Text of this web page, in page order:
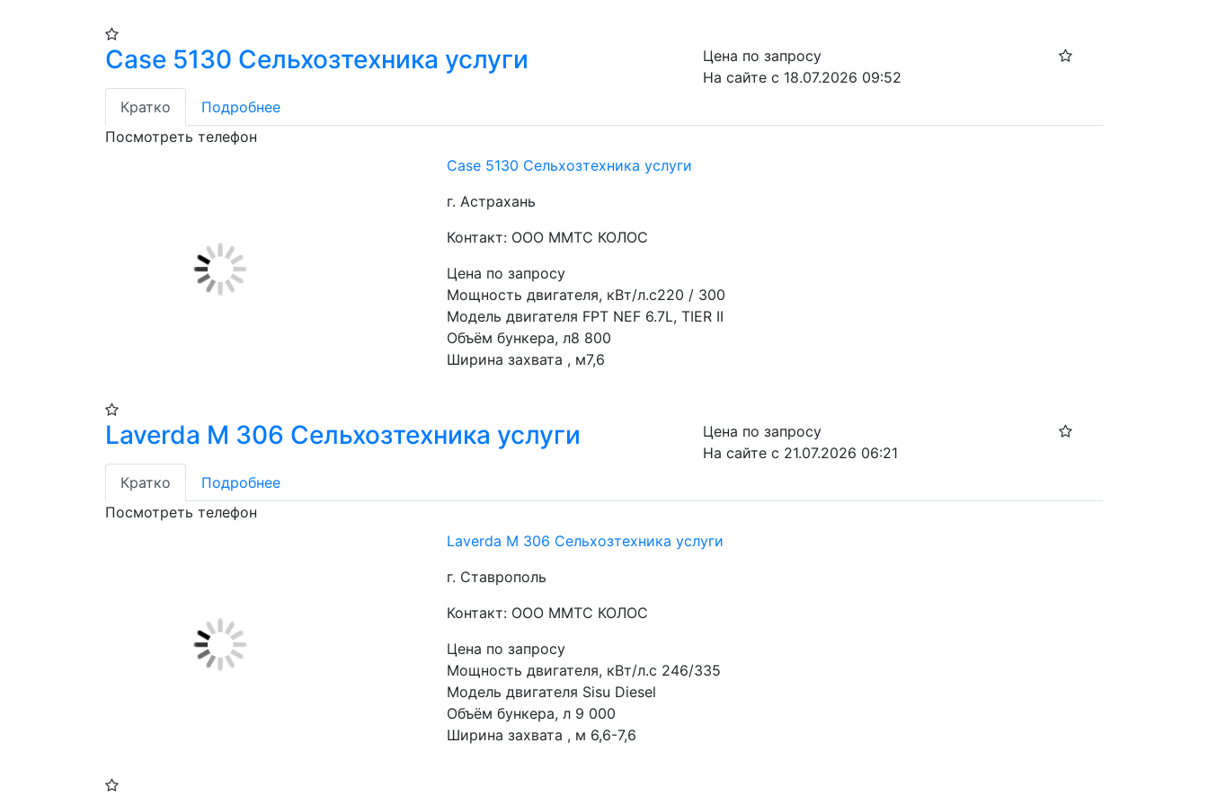
Case 5130 Сельхозтехника услуги
Цена по запросу
На сайте с 18.07.2026 09:52
Кратко
Подробнее
Посмотреть телефон
Case 5130 Сельхозтехника услуги
г. Астрахань
Контакт: ООО ММТС КОЛОС
Цена по запросу
Мощность двигателя, кВт/л.с220 / 300
Модель двигателя FPT NEF 6.7L, TIER II
Объём бункера, л8 800
Ширина захвата , м7,6
Laverda М 306 Сельхозтехника услуги
Цена по запросу
На сайте с 21.07.2026 06:21
Кратко
Подробнее
Посмотреть телефон
Laverda М 306 Сельхозтехника услуги
г. Ставрополь
Контакт: ООО ММТС КОЛОС
Цена по запросу
Мощность двигателя, кВт/л.с 246/335
Модель двигателя Sisu Diesel
Объём бункера, л 9 000
Ширина захвата , м 6,6-7,6